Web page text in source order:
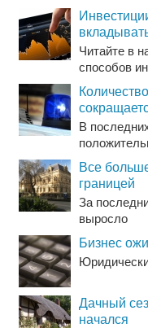
Читайте в
способов
В
Все
границей
За
выросло
Бизнес
Дачный
начался